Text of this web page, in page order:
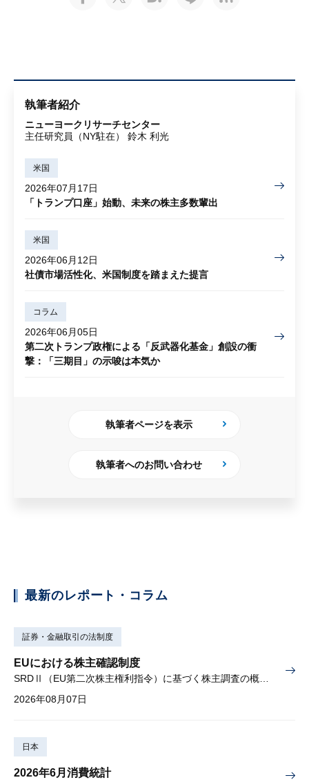
執筆者紹介
ニューヨークリサーチセンター
主任研究員（NY駐在） 鈴木 利光
米国
2026年07月17日
「トランプ口座」始動、未来の株主多数輩出
米国
2026年06月12日
社債市場活性化、米国制度を踏まえた提言
コラム
2026年06月05日
第二次トランプ政権による「反武器化基金」創設の衝
撃：「三期目」の示唆は本気か
執筆者ページを表示
執筆者へのお問い合わせ
最新のレポート・コラム
証券・金融取引の法制度
EUにおける株主確認制度
SRDⅡ（EU第二次株主権利指令）に基づく株主調査の概要と課題
2026年08月07日
日本
2026年6月消費統計